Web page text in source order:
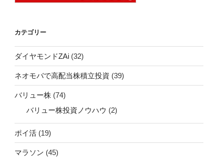
カテゴリー
ダイヤモンドZAi (32)
ネオモバで高配当株積立投資 (39)
バリュー株 (74)
バリュー株投資ノウハウ (2)
ポイ活 (19)
マラソン (45)